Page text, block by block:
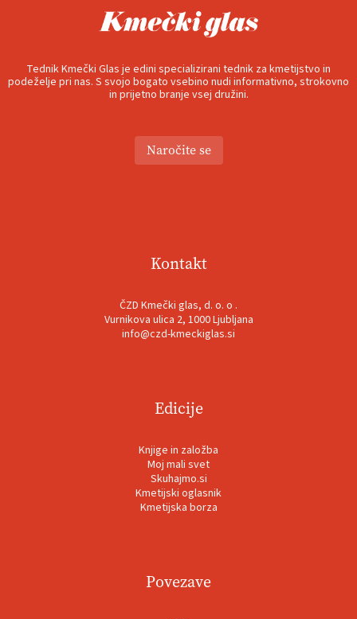
Tednik Kmečki Glas je edini specializirani tednik za kmetijstvo in
podeželje pri nas. S svojo bogato vsebino nudi informativno, strokovno
in prijetno branje vsej družini.
Naročite se
Kontakt
ČZD Kmečki glas, d. o. o .
Vurnikova ulica 2, 1000 Ljubljana
info@czd-kmeckiglas.si
Edicije
Knjige in založba
Moj mali svet
Skuhajmo.si
Kmetijski oglasnik
Kmetijska borza
Povezave